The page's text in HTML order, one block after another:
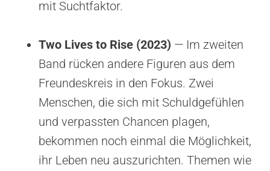
mit Suchtfaktor.
Two Lives to Rise (2023) — Im zweiten
Band rücken andere Figuren aus dem
Freundeskreis in den Fokus. Zwei
Menschen, die sich mit Schuldgefühlen
und verpassten Chancen plagen,
bekommen noch einmal die Möglichkeit,
ihr Leben neu auszurichten. Themen wie